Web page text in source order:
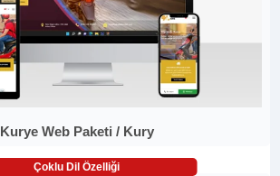
Kurye Web Paketi / Kury
Çoklu Dil Özelliği